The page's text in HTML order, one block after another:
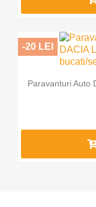
Paravanturi Auto
-20 LEI